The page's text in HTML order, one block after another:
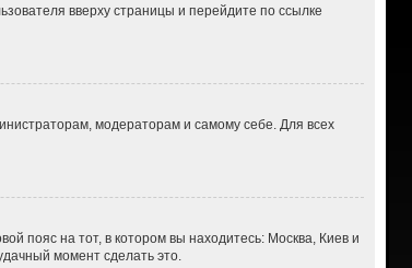
вверху страницы и перейдите по ссылке
модераторам и самому себе. Для всех
пояс на тот, в котором вы находитесь: Москва, Киев и
момент сделать это.